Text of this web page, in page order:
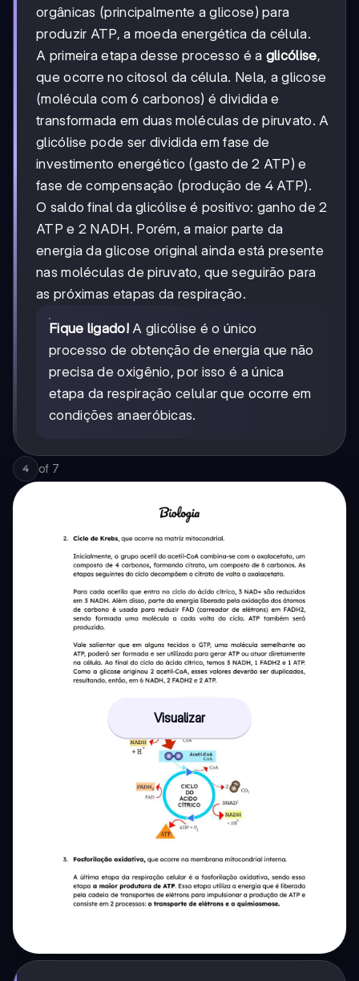
orgânicas (principalmente a glicose) para
produzir ATP, a moeda energética da célula.
A primeira etapa desse processo é a glicólise,
que ocorre no citosol da célula. Nela, a glicose
(molécula com 6 carbonos) é dividida e
transformada em duas moléculas de piruvato. A
glicólise pode ser dividida em fase de
investimento energético (gasto de 2 ATP) e
fase de compensação (produção de 4 ATP).
O saldo final da glicólise é positivo: ganho de 2
ATP e 2 NADH. Porém, a maior parte da
energia da glicose original ainda está presente
nas moléculas de piruvato, que seguirão para
as próximas etapas da respiração.
Fique ligado!A glicólise é o único
processo de obtenção de energia que não
precisa de oxigênio, por isso é a única
etapa da respiração celular que ocorre em
condições anaeróbicas.
4 of 7
Visualizar